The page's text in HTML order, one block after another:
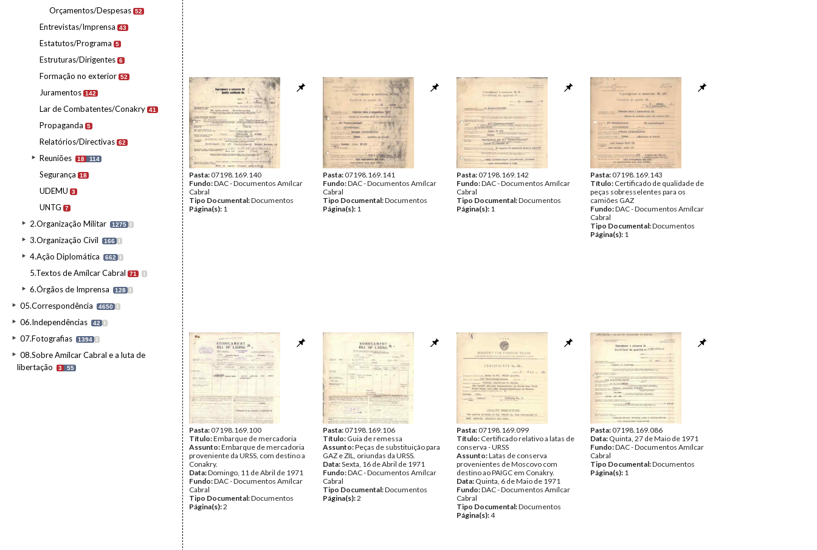
Orçamentos/Despesas 52
Entrevistas/Imprensa 43
Estatutos/Programa 5
Estruturas/Dirigentes 6
Formação no exterior 52
Juramentos 142
Lar de Combatentes/Conakry 41
Propaganda 5
Relatórios/Directivas 62
Reuniões 18 114
Segurança 18
UDEMU 3
UNTG 7
2.Organização Militar 1275 I
3.Organização Civil 166 I
4.Ação Diplomática 662 I
5.Textos de Amílcar Cabral 71 I
6.Órgãos de Imprensa 128 I
05.Correspondência 4650 I
06.Independências 42 I
07.Fotografias 1394 I
08.Sobre Amílcar Cabral e a luta de
libertação
3 55
Pasta:07198.169.140
Fundo:DAC - Documentos Amílcar
Cabral
Tipo Documental:Documentos
Página(s): 1
Pasta:07198.169.141
Fundo:DAC - Documentos Amílcar
Cabral
Tipo Documental:Documentos
Página(s): 1
Pasta:07198.169.142
Fundo:DAC - Documentos Amílcar
Cabral
Tipo Documental:Documentos
Página(s): 1
Pasta:07198.169.143
Título: Certificado de qualidade de
peças sobresselentes para os
camiões GAZ
Fundo:DAC - Documentos Amílcar
Cabral
Tipo Documental:Documentos
Página(s): 1
Pasta:07198.169.100
Título:Embarque de mercadoria
Assunto:Embarque de mercadoria
proveniente da URSS, com destino a
Conakry.
Data:Domingo, 11 de Abril de 1971
Fundo:DAC - Documentos Amílcar
Cabral
Tipo Documental:Documentos
Página(s):2
Pasta:07198.169.106
Título: Guia de remessa
Assunto:Peças de substituição para
GAZ e ZIL, oriundas da URSS.
Data:Sexta, 16 de Abril de 1971
Fundo:DAC - Documentos Amílcar
Cabral
Tipo Documental:Documentos
Página(s):2
Pasta:07198.169.099
Título: Certificado relativo a latas de
conserva - URSS
Assunto:Latas de conserva
provenientes de Moscovo com
destino ao PAIGC em Conakry.
Data: Quinta, 6 de Maio de 1971
Fundo:DAC - Documentos Amílcar
Cabral
Tipo Documental:Documentos
Página(s):4
Pasta:07198.169.086
Data: Quinta, 27 de Maio de 1971
Fundo:DAC - Documentos Amílcar
Cabral
Tipo Documental:Documentos
Página(s): 1